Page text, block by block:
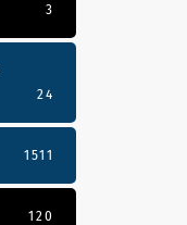
3
24
1511
120